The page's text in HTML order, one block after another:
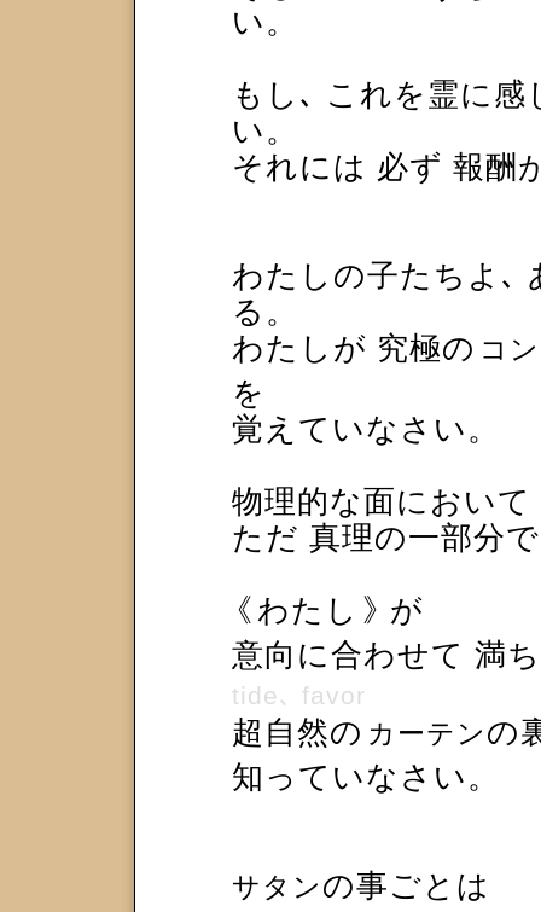
い。
もし､ これを霊に
い。
それには 必ず 報酬
わたしの子たちよ､
る。
わたしが 究極の コ
を
覚えていなさい。
物理的な面におい
ただ 真理の一部分
《 わたし 》が
意向に合わせて
tide､ favor
超自然の カーテンの
知っていなさい。
サタンの事ごとは